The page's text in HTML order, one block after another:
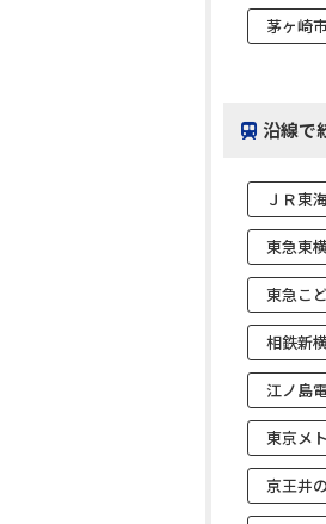
茅ヶ崎
沿線で
ＪＲ東
東急東
東急こ
相鉄新
江ノ島
東京メ
京王井